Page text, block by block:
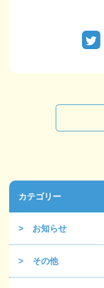
カテゴリー
お知らせ
その他